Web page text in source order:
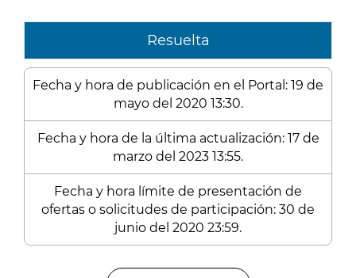
Resuelta
Fecha y hora de publicación en el Portal: 19 de
mayo del 2020 13:30.
Fecha y hora de la última actualización: 17 de
marzo del 2023 13:55.
Fecha y hora límite de presentación de
ofertas o solicitudes de participación: 30 de
junio del 2020 23:59.